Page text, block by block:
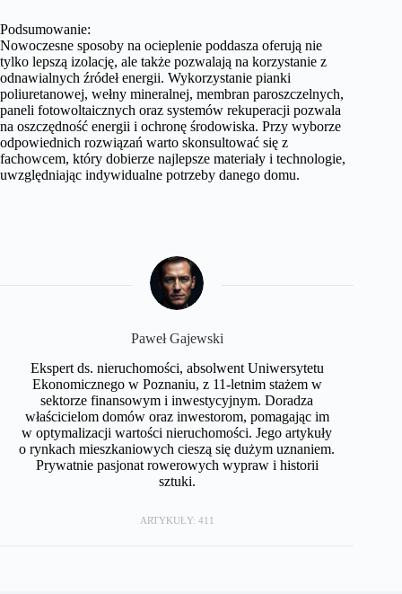
Podsumowanie:
Nowoczesne sposoby na ocieplenie poddasza oferują nie
tylko lepszą izolację, ale także pozwalają na korzystanie z
odnawialnych źródeł energii. Wykorzystanie pianki
poliuretanowej, wełny mineralnej, membran paroszczelnych,
paneli fotowoltaicznych oraz systemów rekuperacji pozwala
na oszczędność energii i ochronę środowiska. Przy wyborze
odpowiednich rozwiązań warto skonsultować się z
fachowcem, który dobierze najlepsze materiały i technologie,
uwzględniając indywidualne potrzeby danego domu.
Paweł Gajewski
Ekspert ds. nieruchomości, absolwent Uniwersytetu
Ekonomicznego w Poznaniu, z 11-letnim stażem w
sektorze finansowym i inwestycyjnym. Doradza
właścicielom domów oraz inwestorom, pomagając im
w optymalizacji wartości nieruchomości. Jego artykuły
o rynkach mieszkaniowych cieszą się dużym uznaniem.
Prywatnie pasjonat rowerowych wypraw i historii
sztuki.
ARTYKUŁY: 411